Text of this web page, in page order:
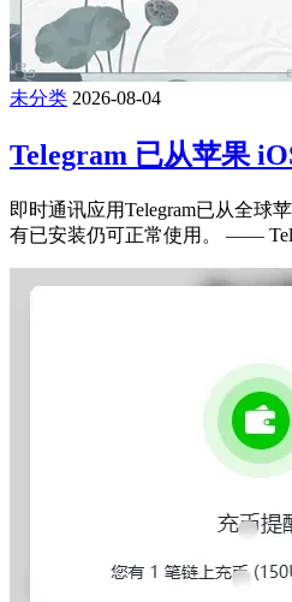
未分类 2026-08-04
Telegram 已从苹果
即时通讯应用Telegram已从全球
有已安装仍可正常使用。 ——